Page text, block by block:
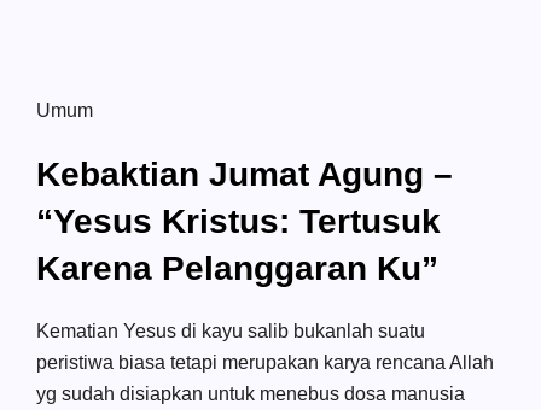
Umum
Kebaktian Jumat Agung –
“Yesus Kristus: Tertusuk
Karena Pelanggaran Ku”
Kematian Yesus di kayu salib bukanlah suatu
peristiwa biasa tetapi merupakan karya rencana Allah
yg sudah disiapkan untuk menebus dosa manusia